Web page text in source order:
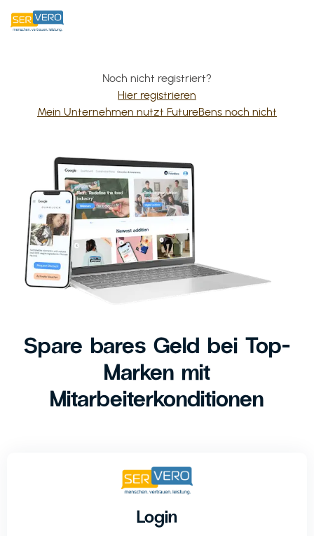
Noch nicht registriert?
Hier registrieren
Mein Unternehmen nutzt FutureBens noch nicht
Spare bares Geld bei Top-
Marken mit
Mitarbeiterkonditionen
Login